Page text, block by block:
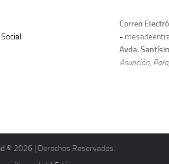
Correo
-
Avda.
Asunción,
© 2026 | Derechos Reservados.